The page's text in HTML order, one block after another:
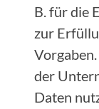
B. für die
zur
der
Daten